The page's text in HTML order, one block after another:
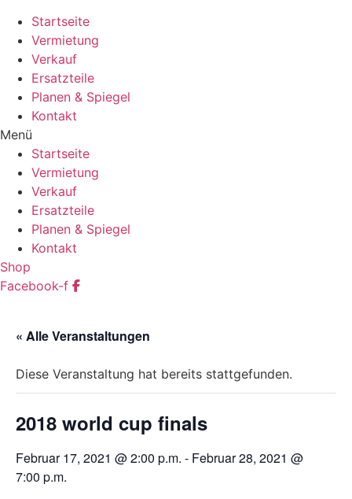
Startseite
Vermietung
Verkauf
Ersatzteile
Planen & Spiegel
Kontakt
Menü
Startseite
Vermietung
Verkauf
Ersatzteile
Planen & Spiegel
Kontakt
Shop
Facebook-f
« Alle Veranstaltungen
Diese Veranstaltung hat bereits stattgefunden.
2018 world cup finals
Februar 17, 2021 @ 2:00 p.m. - Februar 28, 2021 @
7:00 p.m.